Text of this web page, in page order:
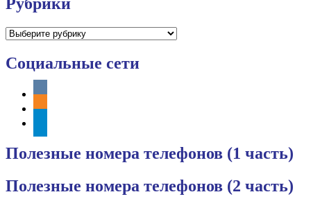
Рубрики
Рубрики
Социальные сети
vkontakte
odnoklassniki
Полезные номера телефонов (1 часть)
Полезные номера телефонов (2 часть)